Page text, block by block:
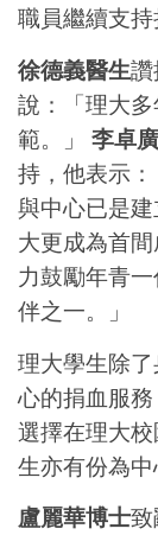
職員繼續支持
徐德義醫生
說：「理大
範。」 李卓
持，他表示
與中心已是
大更成為首
力鼓勵年青
伴之一。」
理大學生除
心的捐血服
選擇在理大
生亦有份為中
盧麗華博士